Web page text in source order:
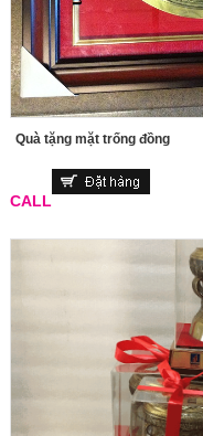
Quà tặng mặt trống đồng
CALL